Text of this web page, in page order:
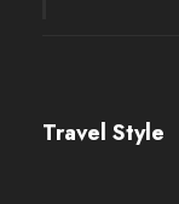
Travel Style